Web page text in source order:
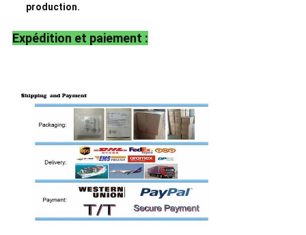
production.
Expédition et paiement :